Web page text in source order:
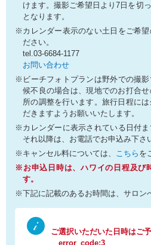
けます。撮影ご希望日より7日を切
となります。
※カレンダー表示のない土日をご希望
ださい。
tel.03-6684-1177
お問い合わせ
※ビーチフォトプランは野外での撮
候不良の場合は、現地でのお打合
所の調整を行います。旅行日程に
だきますようお願いいたします。
※カレンダーに表示されている日付ま
それ以降は、お電話でお申込み下さ
※キャンセル料については、 こちら を
※お申込日時は、ハワイの日程及び
す。
※下記に記載のあるお時間は、サロン
ご選択いただいた日時はご
error_code:3